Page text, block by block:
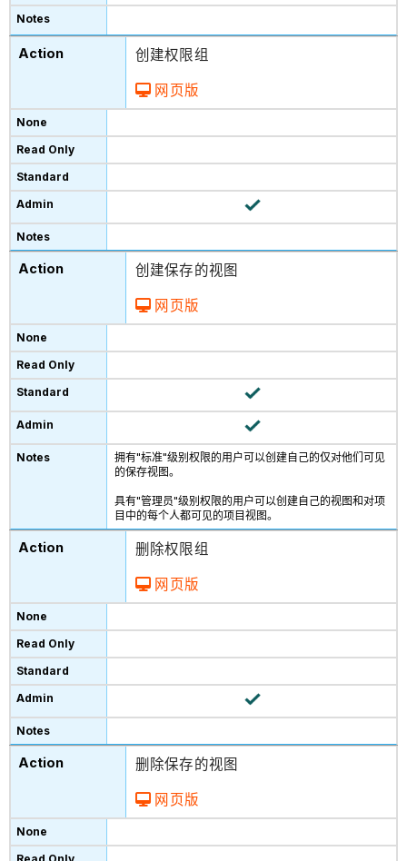
创建权限组
网页版
创建保存的视图
网页版
拥有"标准"级别权限的用户可以创建自己的仅对他们可见
的保存视图。
具有"管理员"级别权限的用户可以创建自己的视图和对项
目中的每个人都可见的项目视图。
删除权限组
网页版
删除保存的视图
网页版